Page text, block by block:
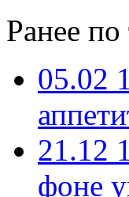
Ранее по
05.02
21.12
фоне